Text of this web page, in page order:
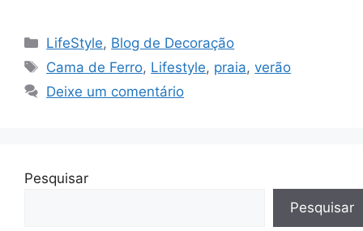
Categorias
LifeStyle, Blog de Decoração
Tags
Cama de Ferro, Lifestyle, praia,verão
Deixe um comentário
Pesquisar
Pesquisar